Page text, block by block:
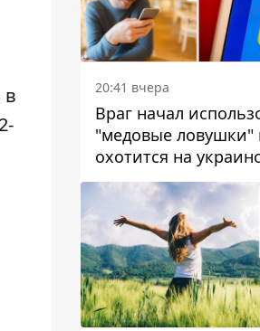
в
20:41 вчера
Враг начал
"медовые ловушки"
охотится на
военнослужащих